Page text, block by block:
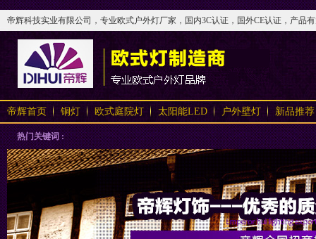
帝辉科技实业有限公司，专业欧式户外灯厂家，国内3C认证，国外CE认证，产
帝辉首页 铜灯 欧式庭院灯 太阳能LED 户外壁灯 新品推荐
热门关键词 :